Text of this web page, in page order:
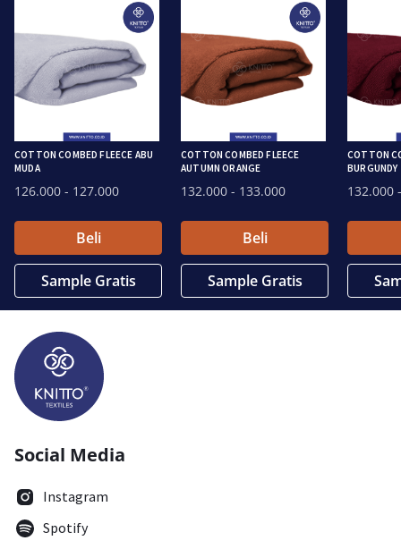
COTTON COMBED FLEECE ABU
MUDA
126.000 - 127.000
Beli
Sample Gratis
COTTON COMBED FLEECE
AUTUMN ORANGE
132.000 - 133.000
Beli
Sample Gratis
COTTON
BURGUNDY
132.000
Social Media
Instagram
Spotify